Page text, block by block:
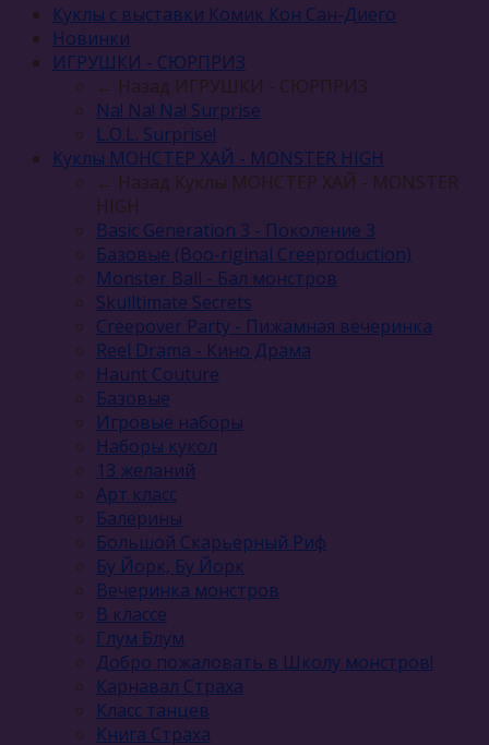
Куклы с выставки Комик Кон Сан-Диего
Новинки
ИГРУШКИ - СЮРПРИЗ
← Назад ИГРУШКИ - СЮРПРИЗ
Na! Na! Na! Surprise
L.O.L. Surprise!
Куклы МОНСТЕР ХАЙ - MONSTER HIGH
← Назад Куклы МОНСТЕР ХАЙ - MONSTER
HIGH
Basic Generation 3 - Поколение 3
Базовые (Boo-riginal Creeproduction)
Monster Ball - Бал монстров
Skulltimate Secrets
Creepover Party - Пижамная вечеринка
Reel Drama - Кино Драма
Haunt Couture
Базовые
Игровые наборы
Наборы кукол
13 желаний
Арт класс
Балерины
Большой Скарьерный Риф
Бу Йорк, Бу Йорк
Вечеринка монстров
В классе
Глум Блум
Добро пожаловать в Школу монстров!
Карнавал Cтраха
Класс танцев
Книга Страха